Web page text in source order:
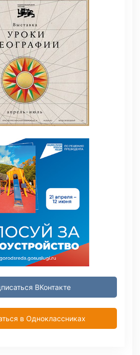
ВКонтакте
в Одноклассниках